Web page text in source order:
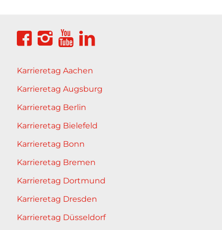
Karrieretag Aachen
Karrieretag Augsburg
Karrieretag Berlin
Karrieretag Bielefeld
Karrieretag Bonn
Karrieretag Bremen
Karrieretag Dortmund
Karrieretag Dresden
Karrieretag Düsseldorf